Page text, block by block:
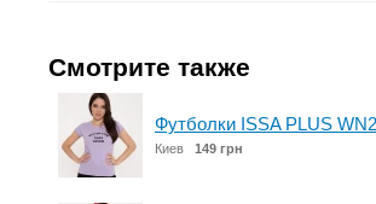
Смотрите также
Футболки ISSA PLUS
Киев 149 грн